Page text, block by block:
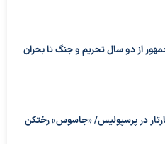
از دو سال تحریم و جنگ تا بحران
در پرسپولیس/ «جاسوس» رختکن